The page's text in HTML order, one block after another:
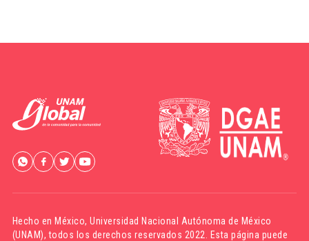
Hecho en México,Universidad Nacional Autónoma de México
(UNAM), todos los derechos reservados 2022. Esta página puede